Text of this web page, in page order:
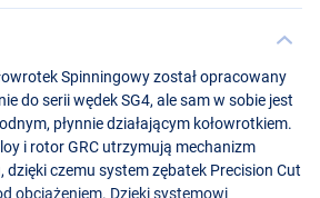
Spinningowy został opracowany
do serii wędek SG4, ale sam w sobie jest
płynnie działającym kołowrotkiem.
i rotorGRC utrzymują mechanizm
czemu system zębatek Precision Cut
obciążeniem. Dzięki systemowi